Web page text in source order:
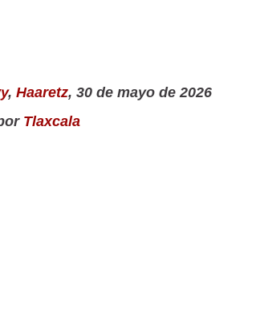
, Haaretz, 30 de mayo de 2026
Tlaxcala